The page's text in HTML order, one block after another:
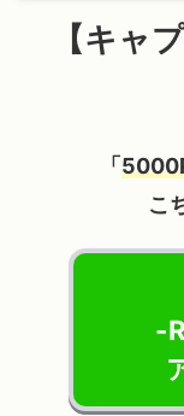
【キャ
「
こ
-